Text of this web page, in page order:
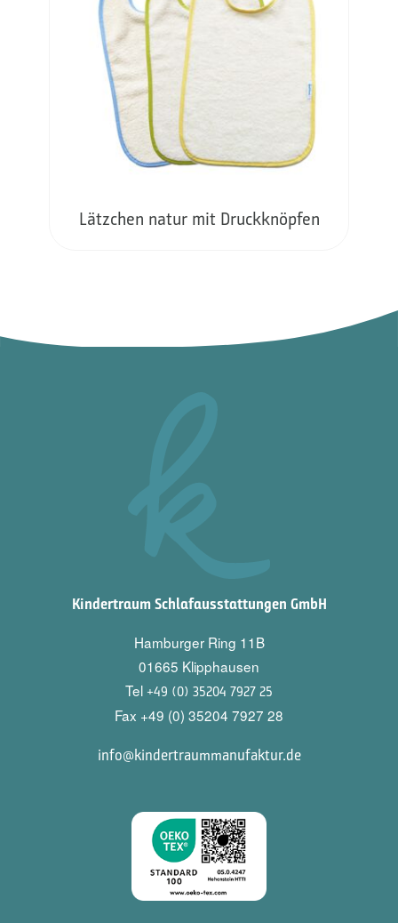
Lätzchen natur mit Druckknöpfen
Kindertraum Schlafausstattungen GmbH
Hamburger Ring 11B
01665 Klipphausen
Tel +49 (0) 35204 7927 25
Fax +49 (0) 35204 7927 28
info@kindertraummanufaktur.de